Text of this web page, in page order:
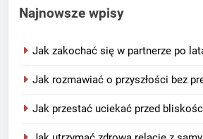
Najnowsze wpisy
Jak zakochać się w partnerze po
Jak rozmawiać o przyszłości bez
Jak przestać uciekać przed